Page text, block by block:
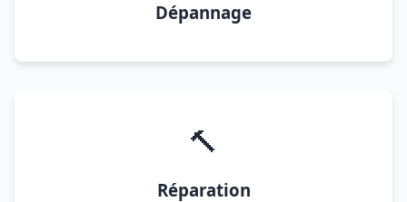
Dépannage
🔨
Réparation